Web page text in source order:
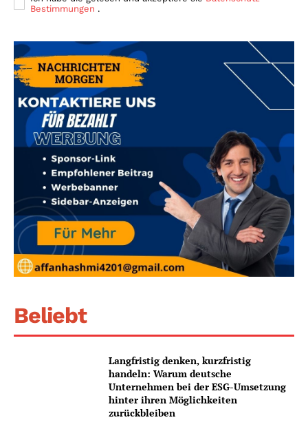
Bestimmungen .
Beliebt
Langfristig denken, kurzfristig
handeln: Warum deutsche
Unternehmen bei der ESG-Umsetzung
hinter ihren Möglichkeiten
zurückbleiben